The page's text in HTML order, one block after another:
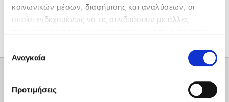
κοινωνικών μέσων, διαφήμισης και αναλύσεων, οι
οποίοι ενδεχομένως να τις συνδυάσουν με άλλες
των υπηρεσιών τους. Ρυθμίστε τις προτιμήσεις των
Μπορείτε να αλλάξετε ή να αποσύρετε τη συναίνεσή
σας ανά πάσα στιγμή, χρησιμοποιώντας τον κατάλληλο
συγκατάθεσης
Αναγκαία
Προτιμήσεις